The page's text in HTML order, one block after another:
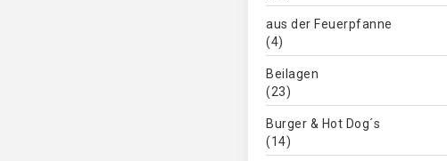
aus der Feuerpfanne
(4)
Beilagen
(23)
Burger & Hot Dog´s
(14)